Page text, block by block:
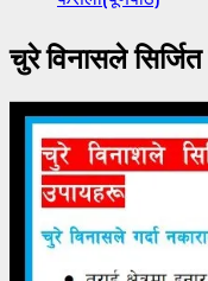
चुरे विनासले